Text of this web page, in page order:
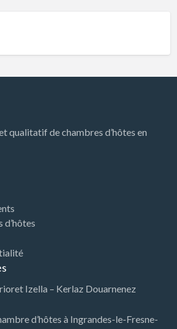
qualitatif de chambres d’hôtes en
Izella – Kerlaz Douarnenez
d’hôtes à Ingrandes-le-Fresne-